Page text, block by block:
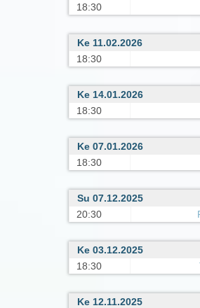
18:30
Ke 11.02.2026
18:30
Ke 14.01.2026
18:30
Ke 07.01.2026
18:30
Su 07.12.2025
20:30
Ke 03.12.2025
18:30
Ke 12.11.2025